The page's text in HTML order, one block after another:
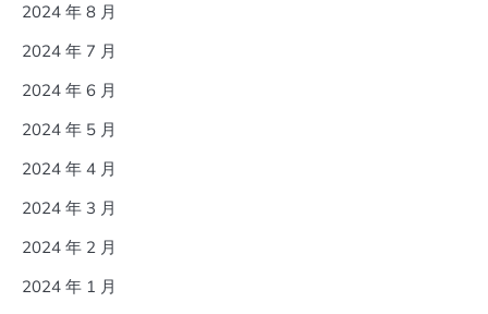
2024 年 8 月
2024 年 7 月
2024 年 6 月
2024 年 5 月
2024 年 4 月
2024 年 3 月
2024 年 2 月
2024 年 1 月